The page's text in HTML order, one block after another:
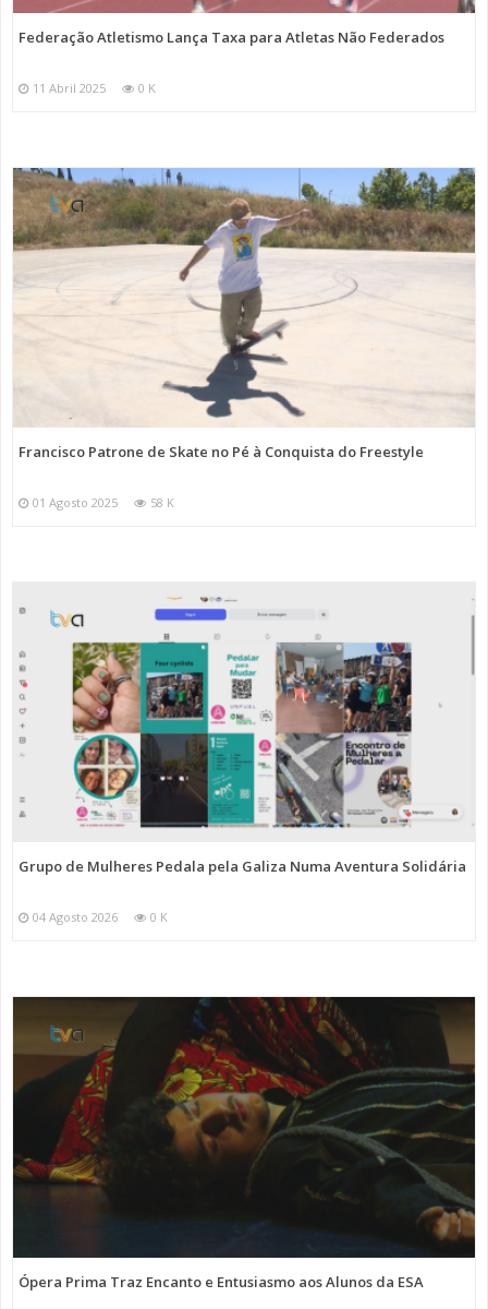
Federação Atletismo Lança Taxa para Atletas Não Federados
11 Abril 2025 0 K
Francisco Patrone de Skate no Pé à Conquista do Freestyle
01 Agosto 2025 58 K
Grupo de Mulheres Pedala pela Galiza Numa Aventura Solidária
04 Agosto 2026 0 K
Ópera Prima Traz Encanto e Entusiasmo aos Alunos da ESA